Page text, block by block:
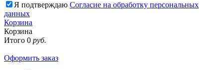
Я подтверждаю Согласие на обработку персональных
данных
Корзина
Корзина
Итого 0 руб.
Оформить заказ